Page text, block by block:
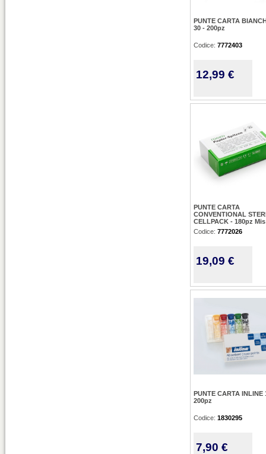
PUNTE CARTA
30 - 200pz
Codice: 7772403
12,99 €
PUNTE CARTA
CONVENTIONAL
CELLPACK - 180pz
Codice: 7772026
19,09 €
PUNTE CARTA INLINE
200pz
Codice: 1830295
7,90 €